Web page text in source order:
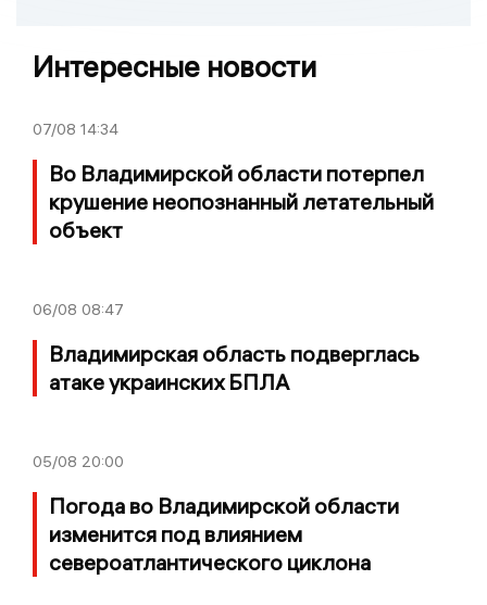
Интересные новости
07/08 14:34
Во Владимирской области потерпел
крушение неопознанный летательный
объект
06/08 08:47
Владимирская область подверглась
атаке украинских БПЛА
05/08 20:00
Погода во Владимирской области
изменится под влиянием
североатлантического циклона